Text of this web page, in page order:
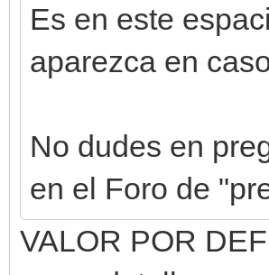
Es en este
aparezca en
No dudes en
en el Foro de
VALOR POR